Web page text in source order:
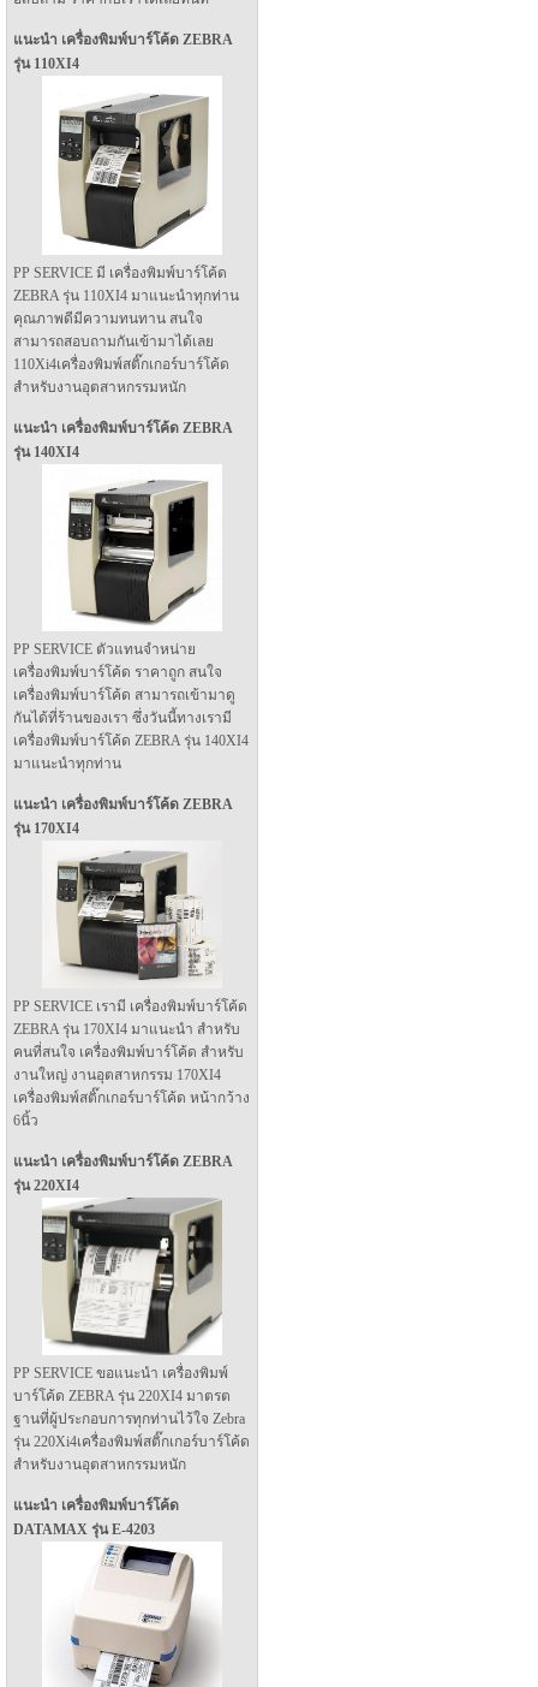
แนะนำ เครื่องพิมพ์บาร์โค้ด ZEBRA
รุ่น 110XI4
PP SERVICE มี เครื่องพิมพ์บาร์โค้ด
ZEBRA รุ่น 110XI4 มาแนะนำทุกท่าน
คุณภาพดีมีความทนทาน สนใจ
สามารถสอบถามกันเข้ามาได้เลย
110Xi4เครื่องพิมพ์สติ๊กเกอร์บาร์โค้ด
สำหรับงานอุตสาหกรรมหนัก
แนะนำ เครื่องพิมพ์บาร์โค้ด ZEBRA
รุ่น 140XI4
PP SERVICE ตัวแทนจำหน่าย
เครื่องพิมพ์บาร์โค้ด ราคาถูก สนใจ
เครื่องพิมพ์บาร์โค้ด สามารถเข้ามาดู
กันได้ที่ร้านของเรา ซึ่งวันนี้ทางเรามี
เครื่องพิมพ์บาร์โค้ด ZEBRA รุ่น 140XI4
มาแนะนำทุกท่าน
แนะนำ เครื่องพิมพ์บาร์โค้ด ZEBRA
รุ่น 170XI4
PP SERVICE เรามี เครื่องพิมพ์บาร์โค้ด
ZEBRA รุ่น 170XI4 มาแนะนำ สำหรับ
คนที่สนใจ เครื่องพิมพ์บาร์โค้ด สำหรับ
งานใหญ่ งานอุตสาหกรรม 170XI4
เครื่องพิมพ์สติ๊กเกอร์บาร์โค้ด หน้ากว้าง
6นิ้ว
แนะนำ เครื่องพิมพ์บาร์โค้ด ZEBRA
รุ่น 220XI4
PP SERVICE ขอแนะนำ เครื่องพิมพ์
บาร์โค้ด ZEBRA รุ่น 220XI4 มาตรต
ฐานที่ผู้ประกอบการทุกท่านไว้ใจ Zebra
รุ่น 220Xi4เครื่องพิมพ์สติ๊กเกอร์บาร์โค้ด
สำหรับงานอุตสาหกรรมหนัก
แนะนำ เครื่องพิมพ์บาร์โค้ด
DATAMAX รุ่น E-4203